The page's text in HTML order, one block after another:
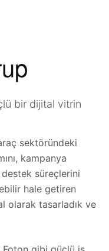
bir dijital vitrin
sektöründeki
kampanya
destek süreçlerini
hale getiren
olarak tasarladık ve